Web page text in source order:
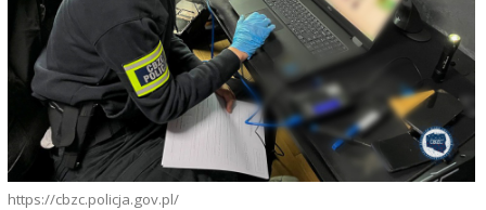
https://cbzc.policja.gov.pl/